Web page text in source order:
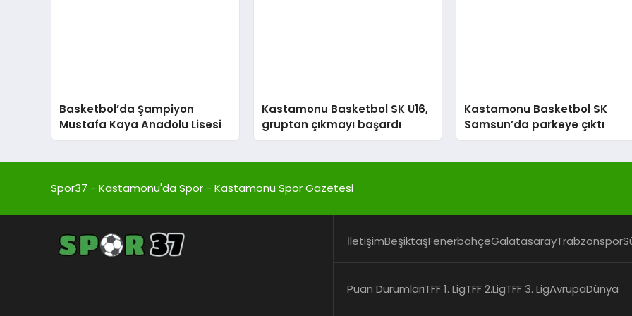
Basketbol’da Şampiyon
Mustafa Kaya Anadolu Lisesi
Kastamonu Basketbol SK U16,
gruptan çıkmayı başardı
Kastamonu Basketbol SK
Samsun’da parkeye çıktı
Spor37 - Kastamonu'da Spor - Kastamonu Spor Gazetesi
İletişimBeşiktaşFenerbahçeGalatasarayTrabzonspor
Puan DurumlarıTFF 1. LigTFF 2.LigTFF 3. LigAvrupaDünya